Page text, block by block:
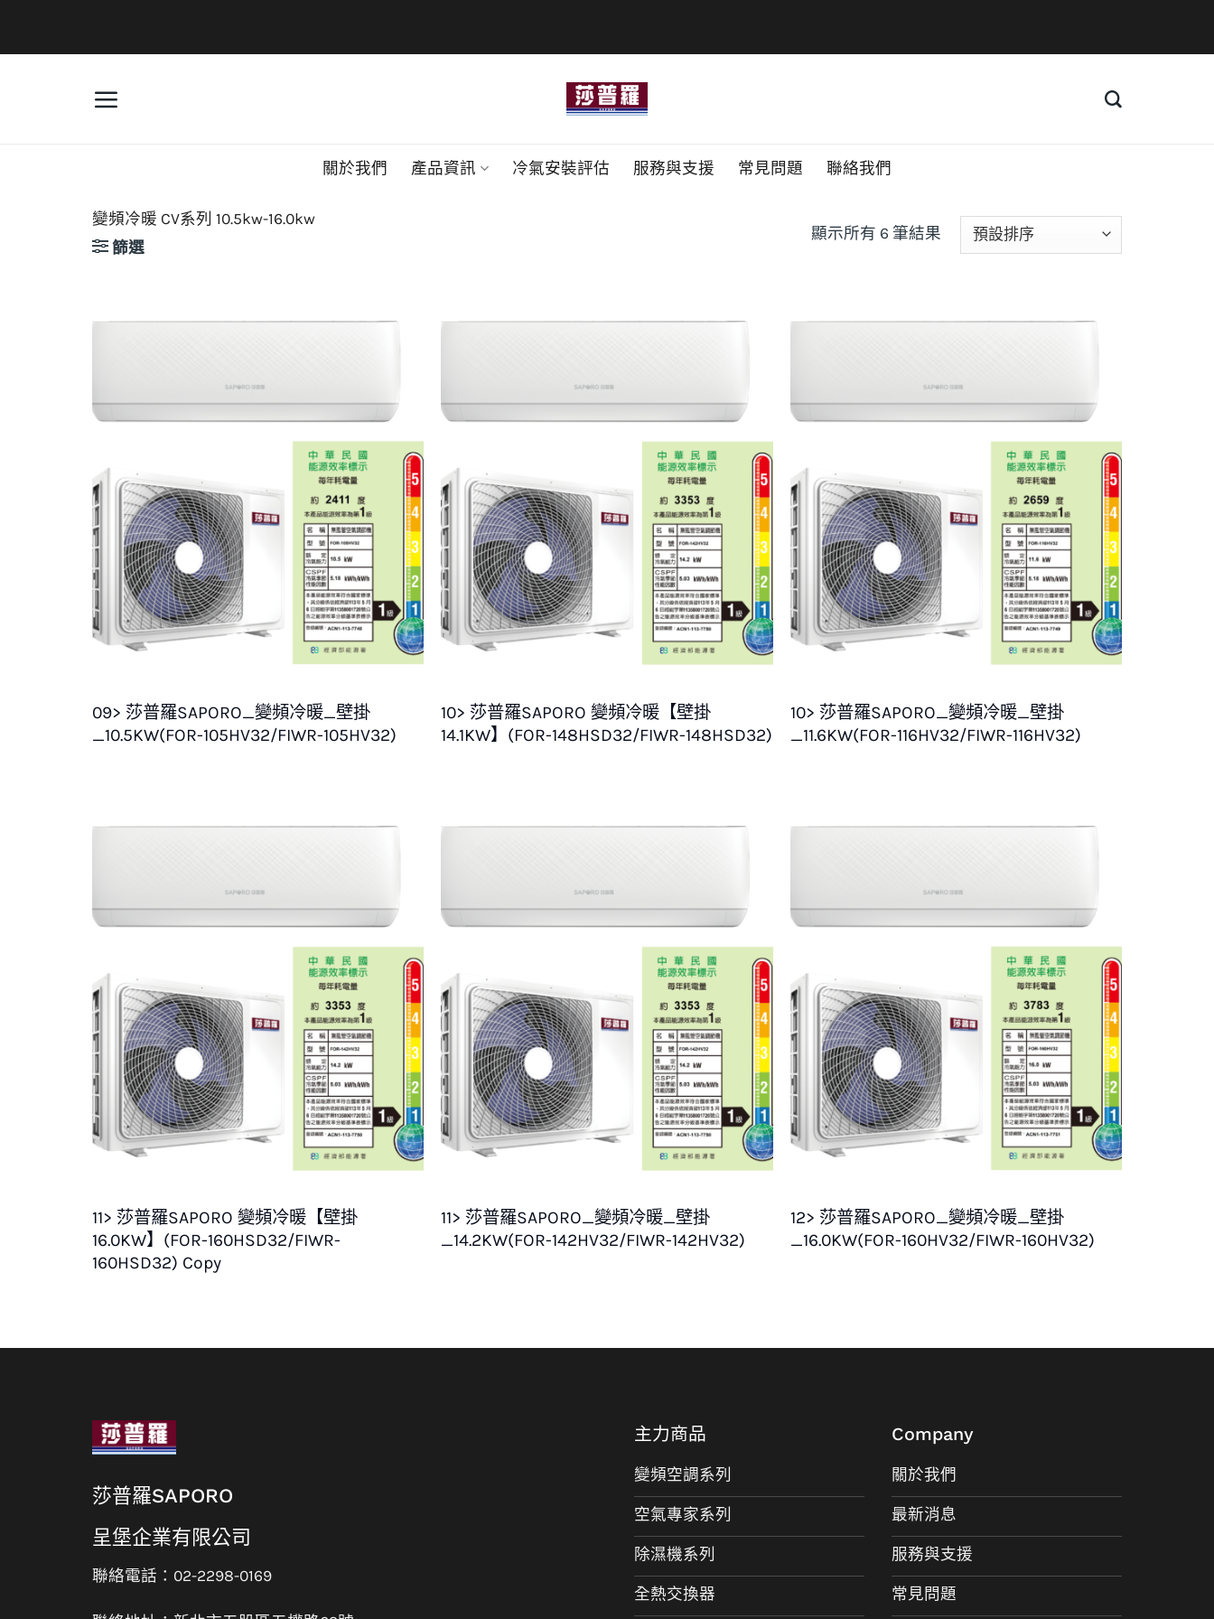
關於我們 產品資訊 冷氣安裝評估 服務與支援 常見問題 聯絡我們
變頻冷暖 CV系列 10.5kw-16.0kw
篩選
顯示所有 6 筆結果
09> 莎普羅SAPORO_變頻冷暖_壁掛
_10.5KW(FOR-105HV32/FIWR-105HV32)
10> 莎普羅SAPORO 變頻冷暖【壁掛
14.1KW】(FOR-148HSD32/FIWR-148HSD32)
10> 莎普羅SAPORO_變頻冷暖_壁掛
_11.6KW(FOR-116HV32/FIWR-116HV32)
11> 莎普羅SAPORO 變頻冷暖【壁掛
16.0KW】(FOR-160HSD32/FIWR-
160HSD32) Copy
11> 莎普羅SAPORO_變頻冷暖_壁掛
_14.2KW(FOR-142HV32/FIWR-142HV32)
12> 莎普羅SAPORO_變頻冷暖_壁掛
_16.0KW(FOR-160HV32/FIWR-160HV32)
莎普羅SAPORO
呈堡企業有限公司
聯絡電話：02-2298-0169
主力商品
變頻空調系列
空氣專家系列
除濕機系列
全熱交換器
Company
關於我們
最新消息
服務與支援
常見問題